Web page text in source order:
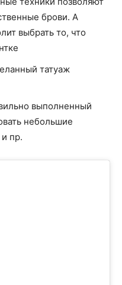
брови. А
выбрать то, что
татуаж
выполненный
небольшие
пр.